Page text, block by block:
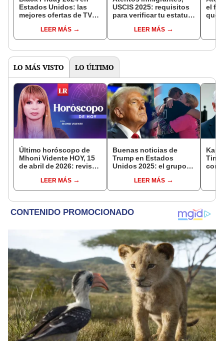
Estados Unidos: las
mejores ofertas de TVs
Amazon y más
LEER MÁS
USCIS 2025: requisitos
para verificar tu estatus
LEER MÁS
el
LO MÁS VISTO LO ÚLTIMO
Último horóscopo de
Mhoni Vidente HOY, 15
de abril de 2026: revisa
signo y entérate si te
espera un día
LEER MÁS
Buenas noticias de
Trump en Estados
Unidos 2025: el grupo
podrá evitar la
deportación por ley
LEER MÁS
Tim